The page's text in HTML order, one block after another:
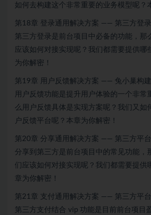
如何去构建这个非常重要的业务模型呢？
第18章 登录通用解决方案 —— 第三方登
第三方登录是前台项目中必备的功能，那
应该如何对接实现呢？我们都需要提供哪
为你解密！
第19章 用户反馈解决方案 —— 兔小巢构
用户反馈功能是提升用户体验的一个非常
么用户反馈具体是实现方案呢？我们又如
户反馈平台呢？本章为你解密！
第20章 分享通用解决方案 —— 第三方平
分享到第三方是前台项目中的常见功能，
们应该如何对接实现呢？我们都需要提供
章为你解密！
第21章 支付通用解决方案 —— 第三方平
第三方支付结合 vip 功能是目前前台项目